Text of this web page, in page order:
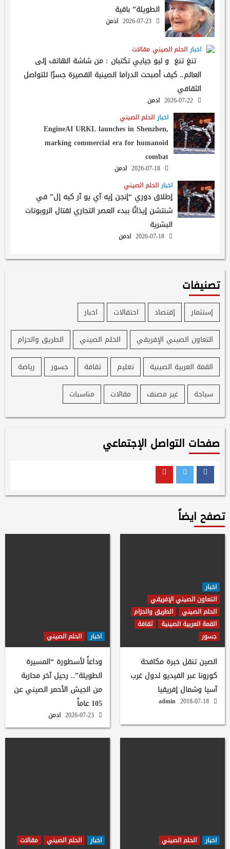
الطويلة” باقية
2026-07-23 ادمن
اخبار الحلم الصيني مقالات
تنغ تنغ و ليو جيايي تكتبان : من شاشة الهاتف إلى
العالم.. كيف أصبحت الدراما الصينية القصيرة جسرًا للتواصل
الثقافي
ادمن
اخبار الحلم الصيني
EngineAI URKL launches in Shenzhen,
marking commercial era for humanoid
combat
2026-07-18
ادمن
اخبار الحلم الصيني
إطلاق دوري “إنجن إيه آي يو آر كيه إل” في
شنتشن إيذانًا ببدء العصر التجاري لقتال الروبوتات
البشرية
ادمن
تصنيفات
إستثمار إقتصاد احتفالات
اخبار
التعاون الصيني الإفريقي
الحلم الصيني
الطريق والحزام
القمة العربية الصينية
تعليم ثقافة جسور
رياضة
سياحة
غير مصنف مقالات مناسبات
صفحات التواصل الإجتماعي
Facebook
Twitter
تصفح ايضاً
اخبار
التعاون الصيني الإفريقي
الحلم الصيني
الطريق والحزام
القمة العربية الصينية
ثقافة
جسور
الصين تنقل خبرة مكافحة
كورونا عبر الفيديو لدول غرب
آسيا وشمال إفريقيا
admin
اخبار الحلم الصيني
وداعاً لأسطورة “المسيرة
الطويلة”.. رحيل آخر محاربة
من الجيش الأحمر الصيني عن
105 عاماً
ادمن
اخبار الحلم الصيني اخبار الحلم الصيني مقالات